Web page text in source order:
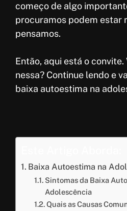
começo de algo
procuramos podem estar
pensamos.
Então, aqui está o
nessa? Continue lendo e
baixa autoestima na
Baixa Autoestima na
Sintomas da Baixa
Adolescência
Quais as Causas